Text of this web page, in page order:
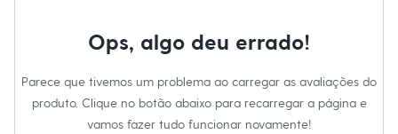
Dia dos Pais
Roupas
Bermudas
Camisas
Ops, algo deu errado!
Parece que tivemos um problema ao carregar as avaliações do
produto. Clique no botão abaixo para recarregar a página e
vamos fazer tudo funcionar novamente!